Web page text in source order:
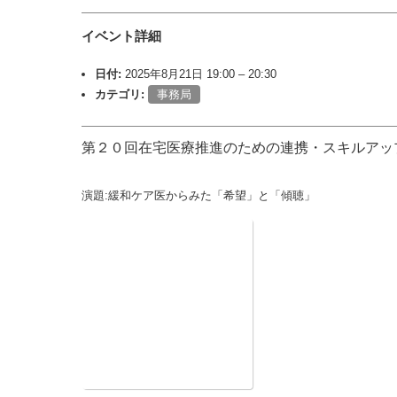
イベント詳細
日付: 2025年8月21日 19:00 – 20:30
カテゴリ:
事務局
第２０回在宅医療推進のための連携・スキルア
演題:緩和ケア医からみた「希望」と「傾聴」